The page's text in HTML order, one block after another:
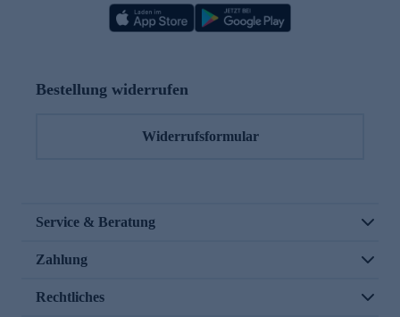
Bestellung widerrufen
Widerrufsformular
Service & Beratung
Zahlung
Rechtliches